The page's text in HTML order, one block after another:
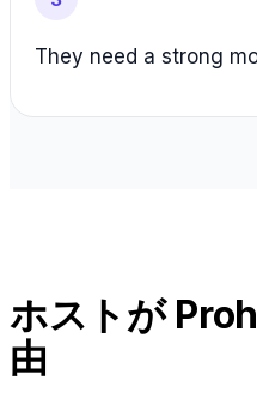
They need a strong
ホストが
由